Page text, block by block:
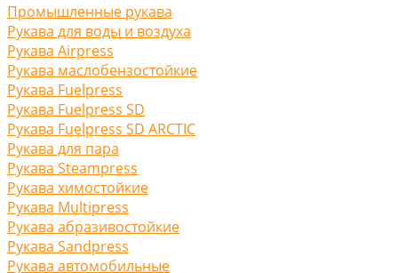
Промышленные рукава
Рукава для воды и воздуха
Рукава Airpress
Рукава маслобензостойкие
Рукава Fuelpress
Рукава Fuelpress SD
Рукава Fuelpress SD ARCTIC
Рукава для пара
Рукава Steampress
Рукава химостойкие
Рукава Multipress
Рукава абразивостойкие
Рукава Sandpress
Рукава автомобильные